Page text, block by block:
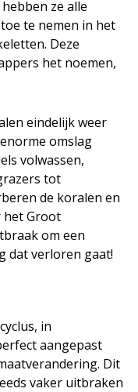
ze alle
te nemen in het
Deze
het noemen,
eindelijk weer
omslag
volwassen,
tot
de koralen en
het Groot
om een
dat verloren gaat!
in
aangepast
Dit
vaker uitbraken